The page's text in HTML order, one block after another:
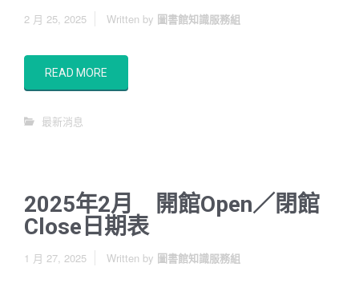
2 月 25, 2025 Written by 圖書館知識服務組
READ MORE
最新消息
2025年2月 開館Open／閉館
Close日期表
1 月 27, 2025 Written by 圖書館知識服務組